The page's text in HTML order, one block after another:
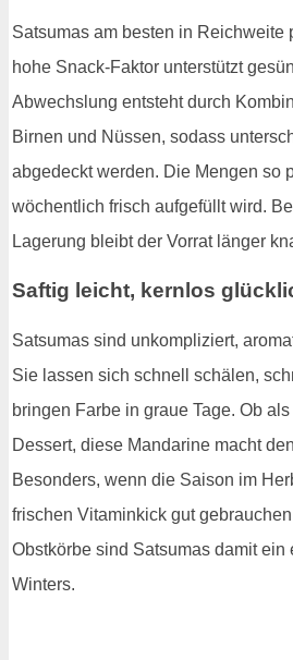
Satsumas am besten in Reichweite
hohe Snack-Faktor unterstützt
Abwechslung entsteht durch
Birnen und Nüssen, sodass
abgedeckt werden. Die Mengen so
wöchentlich frisch aufgefüllt wird.
Lagerung bleibt der Vorrat länger
Saftig leicht, kernlos
Satsumas sind unkompliziert,
Sie lassen sich schnell schälen,
bringen Farbe in graue Tage. Ob
Dessert, diese Mandarine macht
Besonders, wenn die Saison im
frischen Vitaminkick gut
Obstkörbe sind Satsumas damit ein
Winters.